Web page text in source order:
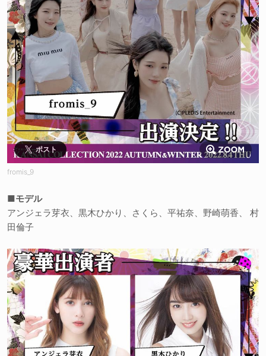
ポスト
fromis_9
■モデル
アンジェラ芽衣、黒木ひかり、さくら、平祐奈、野崎萌香、 村
田倫子